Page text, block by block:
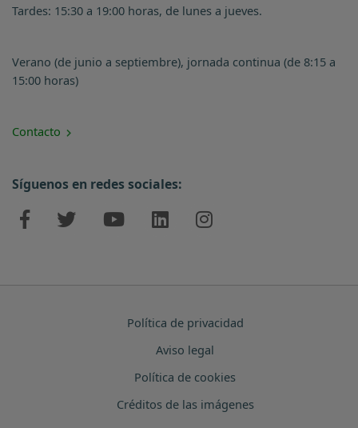
Tardes: 15:30 a 19:00 horas, de lunes a jueves.
Verano (de junio a septiembre), jornada continua (de 8:15 a
15:00 horas)
Contacto
Síguenos en redes sociales:
Política de privacidad
Aviso legal
Política de cookies
Créditos de las imágenes